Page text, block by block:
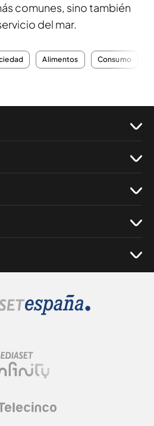
comunes, sino también
del mar.
Alimentos Consumo